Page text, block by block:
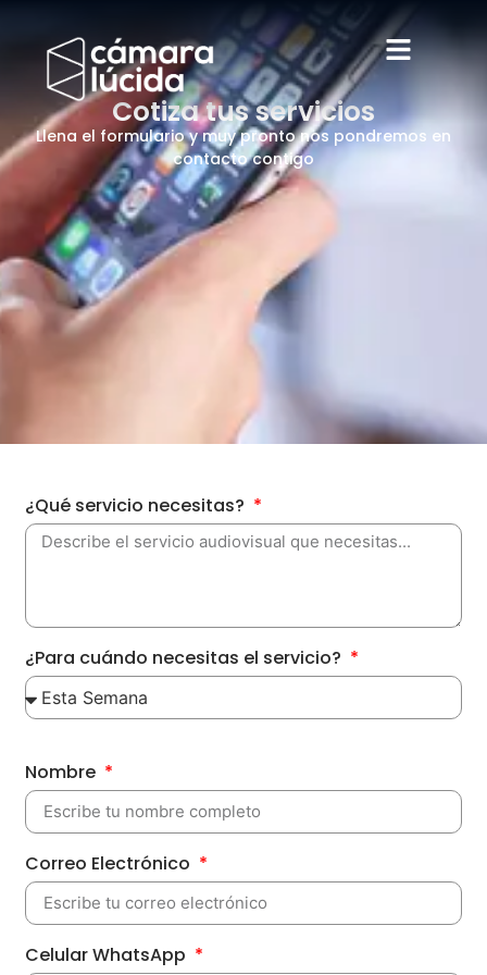
Cotiza tus servicios
Llena el formulario y muy pronto nos pondremos en
contacto contigo
¿Qué servicio necesitas?
¿Para cuándo necesitas el servicio?
Nombre
Correo Electrónico
Celular WhatsApp